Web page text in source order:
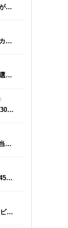
た
リ
ー
選
地
ー